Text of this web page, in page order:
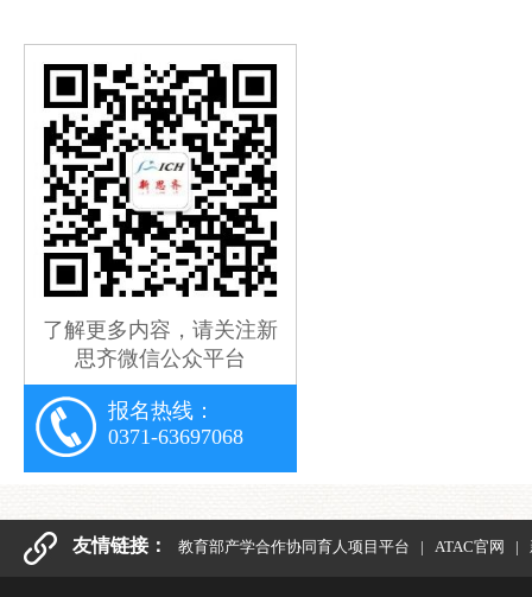
了解更多内容，请关注新
思齐微信公众平台
报名热线：
0371-63697068
友情链接： 教育部产学合作协同育人项目平台 | ATAC官网 |